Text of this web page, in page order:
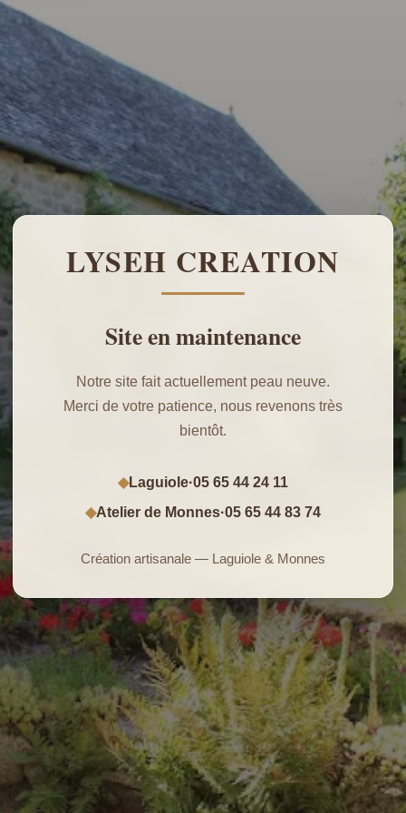
LYSEH CREATION
Site en maintenance
Notre site fait actuellement peau neuve.
Merci de votre patience, nous revenons très
bientôt.
◆Laguiole·05 65 44 24 11
◆Atelier de Monnes·05 65 44 83 74
Création artisanale — Laguiole & Monnes